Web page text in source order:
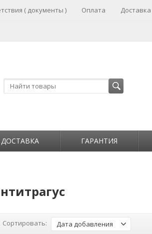
( документы ) Оплата Доставка
ДОСТАВКА ГАРАНТИЯ
Сортировать: Дата добавления